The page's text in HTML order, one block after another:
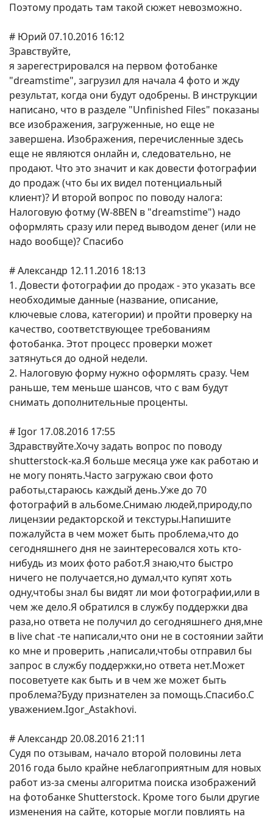
Поэтому продать там такой сюжет невозможно.
# Юрий 07.10.2016 16:12
Зравствуйте,
я зарегестрировался на первом фотобанке
"dreamstime", загрузил для начала 4 фото и жду
результат, когда они будут одобрены. В инструкции
написано, что в разделе "Unfinished Files" показаны
все изображения, загруженные, но еще не
завершена. Изображения, перечисленные здесь
еще не являются онлайн и, следовательно, не
продают. Что это значит и как довести фотографии
до продаж (что бы их видел потенциальный
клиент)? И второй вопрос по поводу налога:
Налоговую фотму (W-8BEN в "dreamstime") надо
оформлять сразу или перед выводом денег (или не
надо вообще)? Спасибо
# Александр 12.11.2016 18:13
1. Довести фотографии до продаж - это указать все
необходимые данные (название, описание,
ключевые слова, категории) и пройти проверку на
качество, соответствующее требованиям
фотобанка. Этот процесс проверки может
затянуться до одной недели.
2. Налоговую форму нужно оформлять сразу. Чем
раньше, тем меньше шансов, что с вам будут
снимать дополнительные проценты.
# Igor 17.08.2016 17:55
Здравствуйте.Хочу задать вопрос по поводу
shutterstock-ка.Я больше месяца уже как работаю и
не могу понять.Часто загружаю свои фото
работы,стараюсь каждый день.Уже до 70
фотографий в альбоме.Снимаю людей,природу,по
лицензии редакторской и текстуры.Напишите
пожалуйста в чем может быть проблема,что до
сегодняшнего дня не заинтересовался хоть кто-
нибудь из моих фото работ.Я знаю,что быстро
ничего не получается,но думал,что купят хоть
одну,чтобы знал бы видят ли мои фотографии,или в
чем же дело.Я обратился в службу поддержки два
раза,но ответа не получил до сегодняшнего дня,мне
в live chat -те написали,что они не в состоянии зайти
ко мне и проверить ,написали,чтобы отправил бы
запрос в службу поддержки,но ответа нет.Может
посоветуете как быть и в чем же может быть
проблема?Буду признателен за помощь.Спасибо.С
уважением.Igor_Astakhovi.
# Александр 20.08.2016 21:11
Судя по отзывам, начало второй половины лета
2016 года было крайне неблагоприятным для новых
работ из-за смены алгоритма поиска изображений
на фотобанке Shutterstock. Кроме того были другие
изменения на сайте, которые могли повлиять на